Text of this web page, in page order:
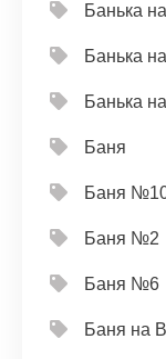
Банька
Банька
Банька
Баня
Баня
Баня №2
Баня №6
Баня на